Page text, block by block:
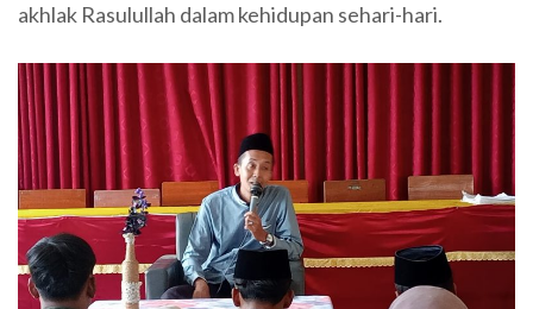
akhlak Rasulullah dalam kehidupan sehari-hari.